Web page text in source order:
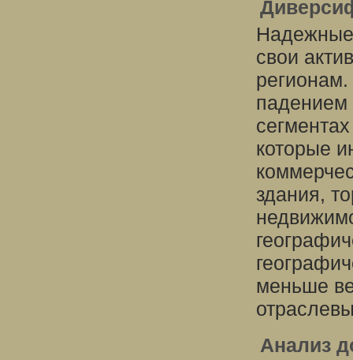
Надежные
свои
падением
которые
здания,
меньше
Анализ